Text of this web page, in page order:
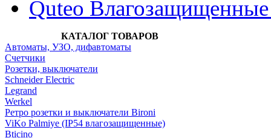
Quteo
КАТАЛОГ ТОВАРОВ
Автоматы, УЗО, дифавтоматы
Счетчики
Розетки, выключатели
Schneider Electric
Legrand
Werkel
Ретро розетки и выключатели Bironi
ViKo Palmiye (IP54 влагозащищенные)
Bticino